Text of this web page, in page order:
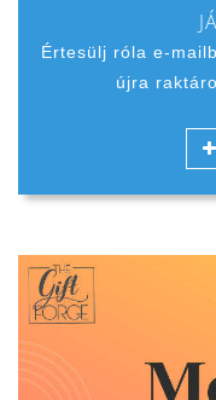
Értesülj róla e-
újra